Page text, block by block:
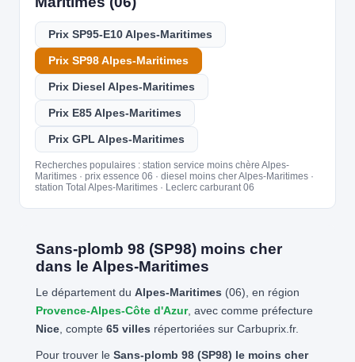
Prix SP95-E10 Alpes-Maritimes
Prix SP98 Alpes-Maritimes
Prix Diesel Alpes-Maritimes
Prix E85 Alpes-Maritimes
Prix GPL Alpes-Maritimes
Recherches populaires : station service moins chère Alpes-
Maritimes · prix essence 06 · diesel moins cher Alpes-Maritimes ·
station Total Alpes-Maritimes · Leclerc carburant 06
Sans-plomb 98 (SP98) moins cher
dans le Alpes-Maritimes
Le département du Alpes-Maritimes (06), en région
Provence-Alpes-Côte d'Azur, avec comme préfecture
Nice, compte 65 villes répertoriées sur Carbuprix.fr.
Pour trouver le Sans-plomb 98 (SP98) le moins cher